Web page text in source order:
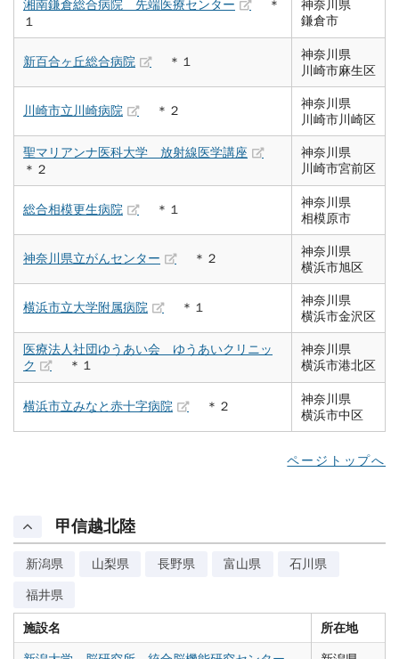
湘南鎌倉総合病院 先端医療センター
＊
１
神奈川県
鎌倉市
新百合ヶ丘総合病院 ＊１
神奈川県
川崎市麻生区
川崎市立川崎病院 ＊２
神奈川県
川崎市川崎区
聖マリアンナ医科大学 放射線医学講座
＊２
神奈川県
川崎市宮前区
総合相模更生病院 ＊１
神奈川県
相模原市
神奈川県立がんセンター ＊２
神奈川県
横浜市旭区
横浜市立大学附属病院 ＊１
神奈川県
横浜市金沢区
医療法人社団ゆうあい会 ゆうあいクリニッ
ク
＊１
神奈川県
横浜市港北区
横浜市立みなと赤十字病院 ＊２
神奈川県
横浜市中区
ページトップへ
甲信越北陸
新潟県 山梨県 長野県 富山県 石川県
福井県
施設名 所在地